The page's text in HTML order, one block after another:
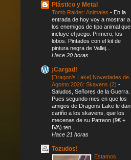
Plástico y Metal
Tomb Raider: Animales - En la
entrada de hoy voy a mostrar a
los enemigos de tipo animal que
incluye el juego. Primero, los
lobos. Pintados con el kit de
pintura negra de Vallej...
Hace 20 horas
¡Cargad!
[Dragon’s Lake] Novedades de
Agosto 2026: Skavens (2) -
Saludos, Señores de la Guerra.
Pues segundo mes en que los
amigos de Dragons Lake le dan
cariño a los skavens, que los
mecenas de su Patreon (9€ +
IVA) ten...
Hace 21 horas
Tozudos!
Estamos